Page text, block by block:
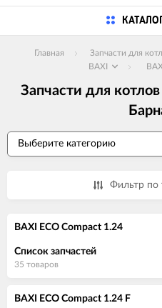
Главная
Запчасти для
BAXI
Запчасти для
Фильтр по
BAXI ECO Compact 1.24
Список запчастей
35 товаров
BAXI ECO Compact 1.24 F